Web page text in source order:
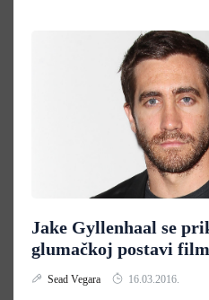
Jake Gyllenhaal se
glumačkoj postavi
Sead Vegara 16.03.2016.